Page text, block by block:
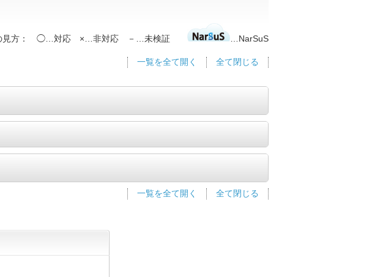
見方： ◯…対応 ×…非対応 －…未検証 …NarSuS
一覧を全て開く 全て閉じる
一覧を全て開く 全て閉じる